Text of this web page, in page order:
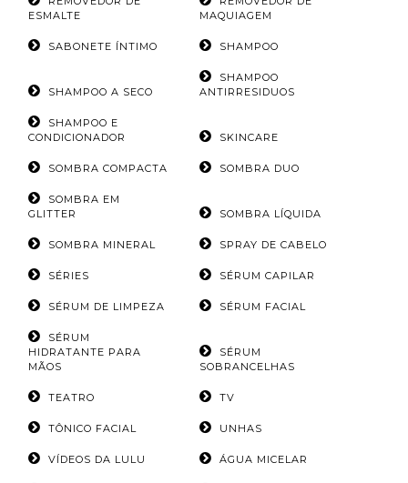
ESMALTE
MAQUIAGEM
SABONETE ÍNTIMO SHAMPOO
SHAMPOO A SECO
SHAMPOO
ANTIRRESIDUOS
SHAMPOO E
CONDICIONADOR
SKINCARE
SOMBRA COMPACTA SOMBRA DUO
SOMBRA EM
GLITTER
SOMBRA LÍQUIDA
SOMBRA MINERAL SPRAY DE CABELO
SÉRIES SÉRUM CAPILAR
SÉRUM DE LIMPEZA SÉRUM FACIAL
SÉRUM
HIDRATANTE PARA
MÃOS
SÉRUM
SOBRANCELHAS
TEATRO TV
TÔNICO FACIAL UNHAS
VÍDEOS DA LULU ÁGUA MICELAR